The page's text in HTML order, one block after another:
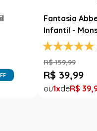
Noivinha
R$ 78,90
R$ 49 ,99
1 R$ 49,